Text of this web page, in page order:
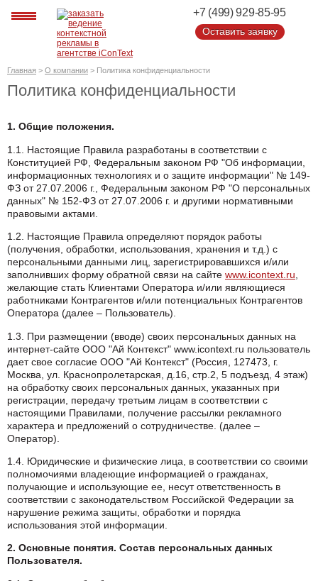
+7 (499) 929-85-95
Оставить заявку
Оставить заявку
Главная > О компании > Политика конфиденциальности
Политика конфиденциальности
1. Общие положения.
1.1. Настоящие Правила разработаны в соответствии с
Конституцией РФ, Федеральным законом РФ "Об информации,
информационных технологиях и о защите информации" № 149-
ФЗ от 27.07.2006 г., Федеральным законом РФ "О персональных
данных" № 152-ФЗ от 27.07.2006 г. и другими нормативными
правовыми актами.
1.2. Настоящие Правила определяют порядок работы
(получения, обработки, использования, хранения и т.д.) с
персональными данными лиц, зарегистрировавшихся и/или
заполнивших форму обратной связи на сайте www.icontext.ru
желающие стать Клиентами Оператора и/или являющиеся
работниками Контрагентов и/или потенциальных Контрагентов
Оператора (далее – Пользователь).
1.3. При размещении (вводе) своих персональных данных на
интернет-сайте ООО "Ай Контекст" www.icontext.ru пользователь
дает свое согласие ООО "Ай Контекст" (Россия, 127473, г.
Москва, ул. Краснопролетарская, д.16, стр.2, 5 подъезд, 4 этаж)
на обработку своих персональных данных, указанных при
регистрации, передачу третьим лицам в соответствии с
настоящими Правилами, получение рассылки рекламного
характера и предложений о сотрудничестве. (далее –
Оператор).
1.4. Юридические и физические лица, в соответствии со своими
полномочиями владеющие информацией о гражданах,
получающие и использующие ее, несут ответственность в
соответствии с законодательством Российской Федерации за
нарушение режима защиты, обработки и порядка
использования этой информации.
2. Основные понятия. Состав персональных данных
Пользователя.